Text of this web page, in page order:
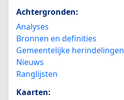
Achtergronden:
Analyses
Bronnen en definities
Gemeentelijke herindelingen
Nieuws
Ranglijsten
Kaarten: